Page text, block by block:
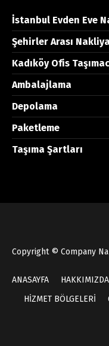
İstanbul Evden Eve
Şehirler Arası
Kadıköy Ofis
Ambalajlama
Depolama
Paketleme
Taşıma Şartları
Copyright © Company
ANASAYFA HAKKIMIZDA
HİZMET BÖLGELERİ